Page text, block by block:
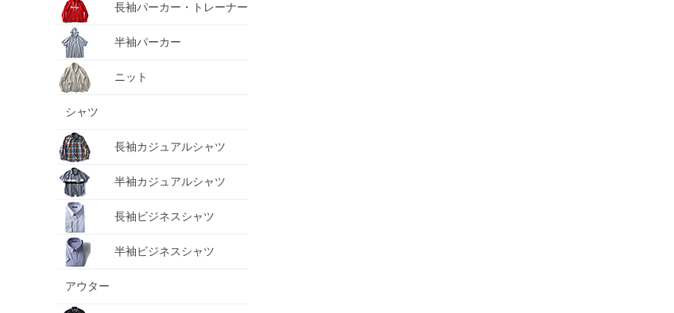
長袖パーカー・トレーナー
半袖パーカー
ニット
シャツ
長袖カジュアルシャツ
半袖カジュアルシャツ
長袖ビジネスシャツ
半袖ビジネスシャツ
アウター